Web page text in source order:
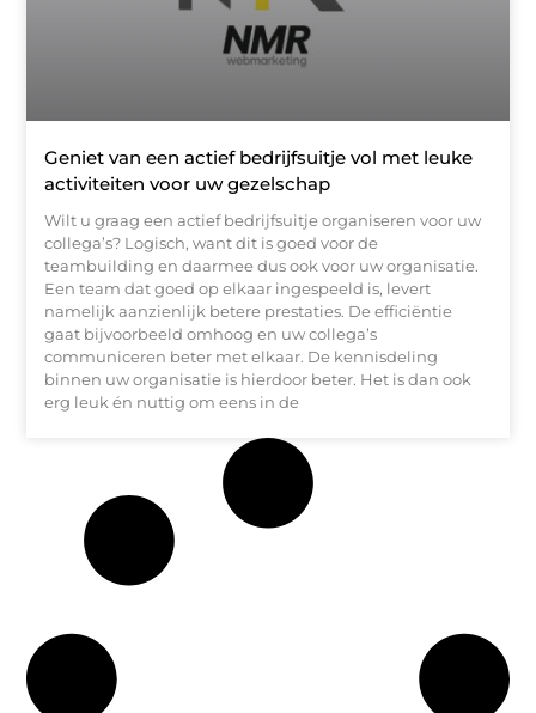
Geniet van een actief bedrijfsuitje vol met leuke
activiteiten voor uw gezelschap
Wilt u graag een actief bedrijfsuitje organiseren voor uw
collega’s? Logisch, want dit is goed voor de
teambuilding en daarmee dus ook voor uw organisatie.
Een team dat goed op elkaar ingespeeld is, levert
namelijk aanzienlijk betere prestaties. De efficiëntie
gaat bijvoorbeeld omhoog en uw collega’s
communiceren beter met elkaar. De kennisdeling
binnen uw organisatie is hierdoor beter. Het is dan ook
erg leuk én nuttig om eens in de